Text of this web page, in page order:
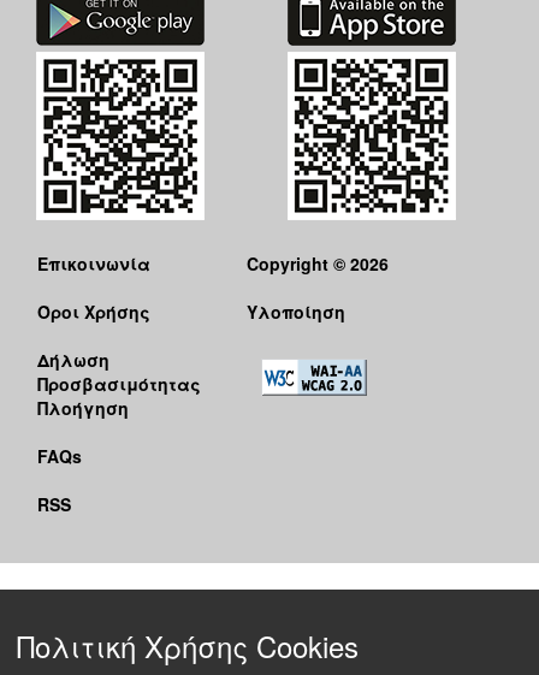
Επικοινωνία
Όροι Χρήσης
Δήλωση
Προσβασιμότητας
Πλοήγηση
FAQs
RSS
Copyright © 2026
Υλοποίηση
Πολιτική Χρήσης Cookies